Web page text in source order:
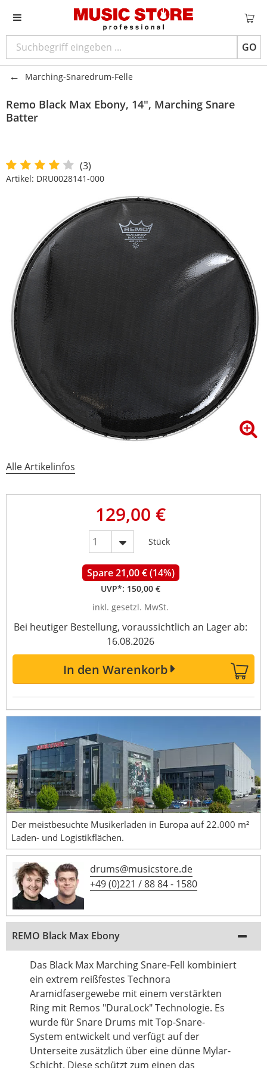
GO
Marching-Snaredrum-Felle
Remo Black Max Ebony, 14", Marching Snare
Batter
(3)
Artikel: DRU0028141-000
Alle Artikelinfos
129,00 €
Stück
Spare 21,00 € (14%)
UVP*: 150,00 €
inkl. gesetzl. MwSt.
Bei heutiger Bestellung, voraussichtlich an Lager ab:
16.08.2026
In den Warenkorb
Der meistbesuchte Musikerladen in Europa auf 22.000 m²
Laden- und Logistikflächen.
drums@musicstore.de
+49 (0)221 / 88 84 - 1580
REMO Black Max Ebony
Das Black Max Marching Snare-Fell kombiniert
ein extrem reißfestes Technora
Aramidfasergewebe mit einem verstärkten
Ring mit Remos "DuraLock" Technologie. Es
wurde für Snare Drums mit Top-Snare-
System entwickelt und verfügt auf der
Unterseite zusätzlich über eine dünne Mylar-
Schicht. Diese schützt zum einen das